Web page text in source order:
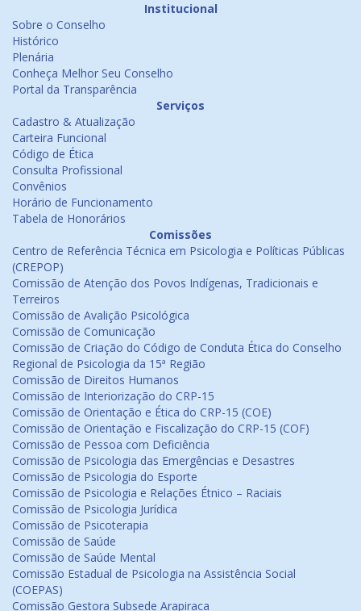
Institucional
Sobre o Conselho
Histórico
Plenária
Conheça Melhor Seu Conselho
Portal da Transparência
Serviços
Cadastro & Atualização
Carteira Funcional
Código de Ética
Consulta Profissional
Convênios
Horário de Funcionamento
Tabela de Honorários
Comissões
Centro de Referência Técnica em Psicologia e Políticas Públicas
(CREPOP)
Comissão de Atenção dos Povos Indígenas, Tradicionais e
Terreiros
Comissão de Avalição Psicológica
Comissão de Comunicação
Comissão de Criação do Código de Conduta Ética do Conselho
Regional de Psicologia da 15ª Região
Comissão de Direitos Humanos
Comissão de Interiorização do CRP-15
Comissão de Orientação e Ética do CRP-15 (COE)
Comissão de Orientação e Fiscalização do CRP-15 (COF)
Comissão de Pessoa com Deficiência
Comissão de Psicologia das Emergências e Desastres
Comissão de Psicologia do Esporte
Comissão de Psicologia e Relações Étnico – Raciais
Comissão de Psicologia Jurídica
Comissão de Psicoterapia
Comissão de Saúde
Comissão de Saúde Mental
Comissão Estadual de Psicologia na Assistência Social
(COEPAS)
Comissão Gestora Subsede Arapiraca